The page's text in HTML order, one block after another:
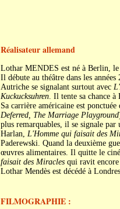
Réalisateur allemand
Lothar MENDES est né à Berlin,
Il débute au théâtre dans les
Autriche se signalant surtout avec
Kuckucksuhren. Il tente sa chance
Sa carrière américaine est
Deferred, The Marriage Playground
plus remarquables, il se signale par
Harlan, L'Homme qui faisait des
Paderewski. Quand la deuxième
œuvres alimentaires. Il quitte le
faisait des Miraclesqui ravit encore
Lothar Mendès est décédé à
FILMOGRAPHIE :